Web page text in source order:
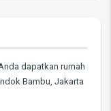
dapatkan rumah
Bambu, Jakarta